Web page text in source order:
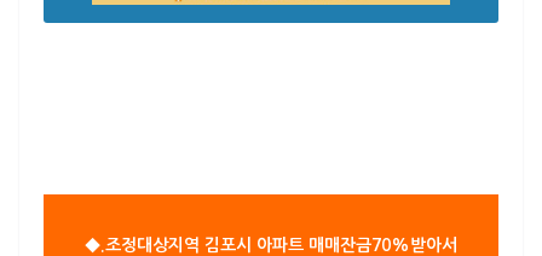
◆.조정대상지역 김포시 아파트 매매잔금70%받아서